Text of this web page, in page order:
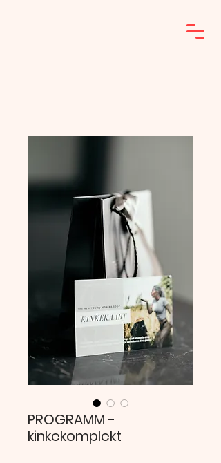
PROGRAMM -
kinkekomplekt